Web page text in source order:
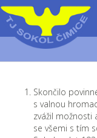
Skončilo
s valnou
zvážil možnosti
se všemi s tím